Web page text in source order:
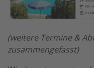
(weitere Termine &
zusammengefasst)